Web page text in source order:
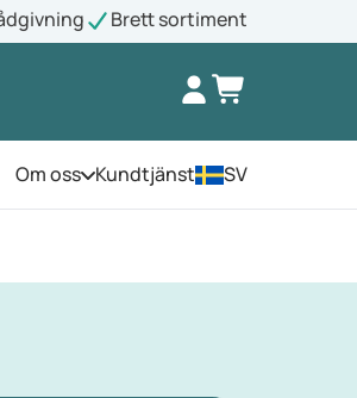
Brett sortiment
Om ossÖppna menyn
Kundtjänst SV